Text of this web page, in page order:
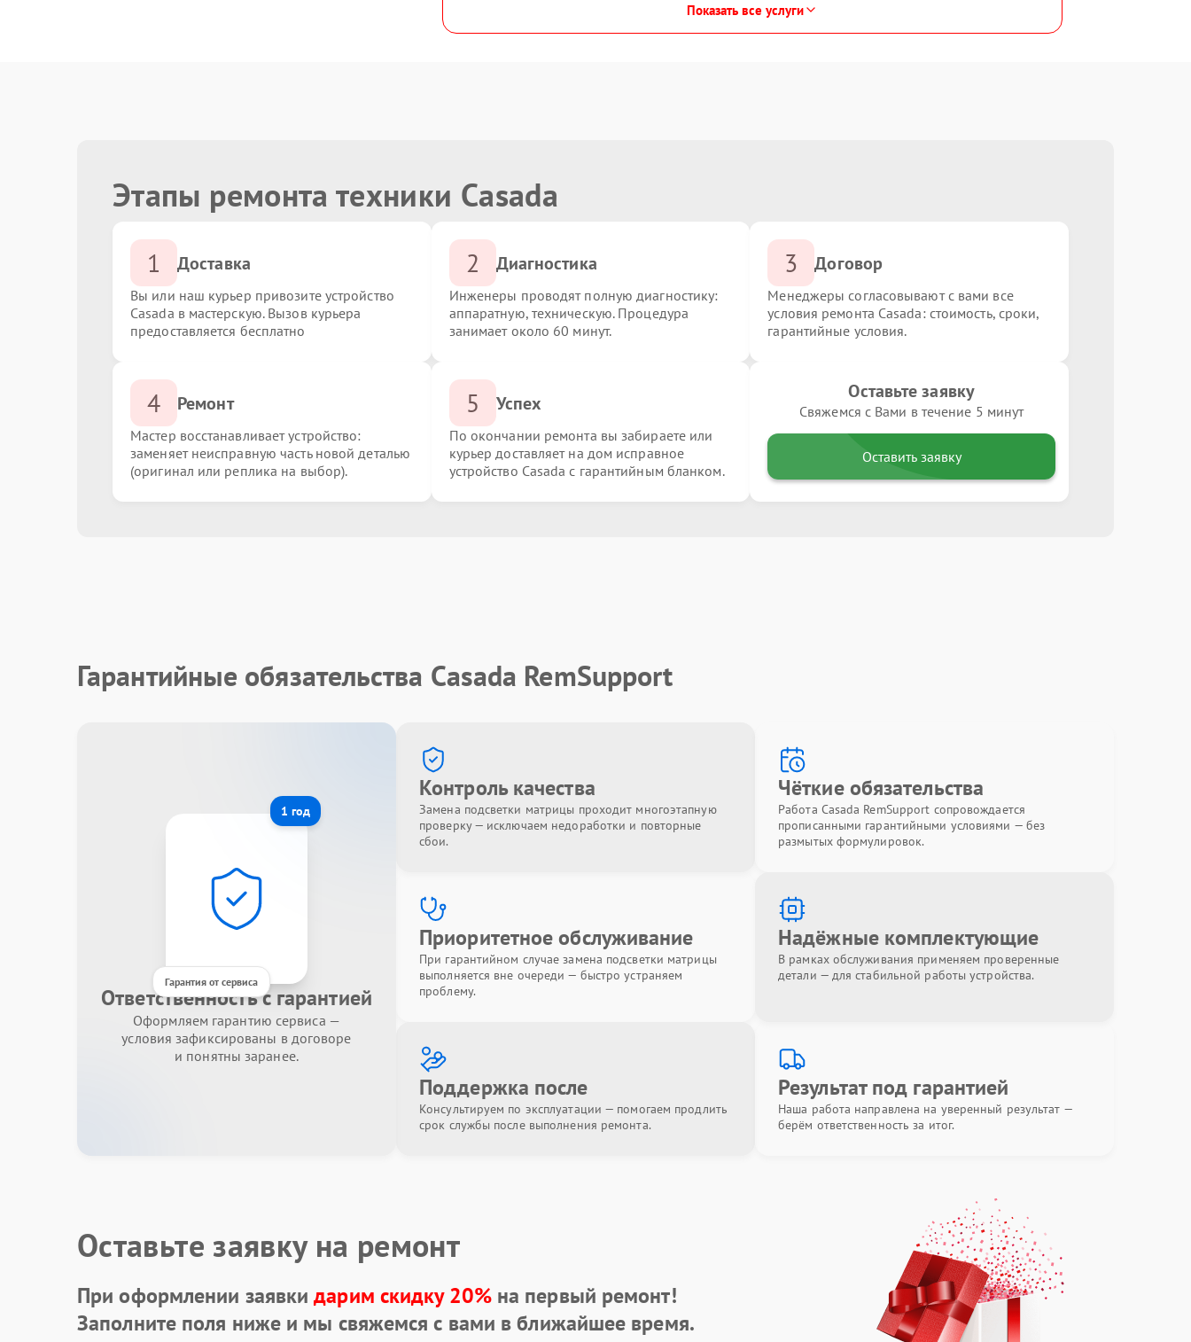
Показать все услуги
Этапы ремонта техники Casada
1 Доставка
Вы или наш курьер привозите устройство
Casada в мастерскую. Вызов курьера
предоставляется бесплатно
2 Диагностика
Инженеры проводят полную диагностику:
аппаратную, техническую. Процедура
занимает около 60 минут.
3 Договор
Менеджеры согласовывают с вами все
условия ремонта Casada: стоимость, сроки,
гарантийные условия.
4 Ремонт
Мастер восстанавливает устройство:
заменяет неисправную часть новой деталью
(оригинал или реплика на выбор).
5 Успех
По окончании ремонта вы забираете или
курьер доставляет на дом исправное
устройство Casada с гарантийным бланком.
Оставьте заявку
Свяжемся с Вами в течение 5 минут
Оставить заявку
Гарантийные обязательства Casada RemSupport
1 год
Гарантия от сервиса
Ответственность с гарантией
Оформляем гарантию сервиса —
условия зафиксированы в договоре
и понятны заранее.
Контроль качества
Замена подсветки матрицы проходит многоэтапную
проверку — исключаем недоработки и повторные
сбои.
Чёткие обязательства
Работа Casada RemSupport сопровождается
прописанными гарантийными условиями — без
размытых формулировок.
Приоритетное обслуживание
При гарантийном случае замена подсветки матрицы
выполняется вне очереди — быстро устраняем
проблему.
Надёжные комплектующие
В рамках обслуживания применяем проверенные
детали — для стабильной работы устройства.
Поддержка после
Консультируем по эксплуатации — помогаем продлить
срок службы после выполнения ремонта.
Результат под гарантией
Наша работа направлена на уверенный результат —
берём ответственность за итог.
Оставьте заявку на ремонт
При оформлении заявкидарим скидку 20%на первый ремонт!
Заполните поля ниже и мы свяжемся с вами в ближайшее время.